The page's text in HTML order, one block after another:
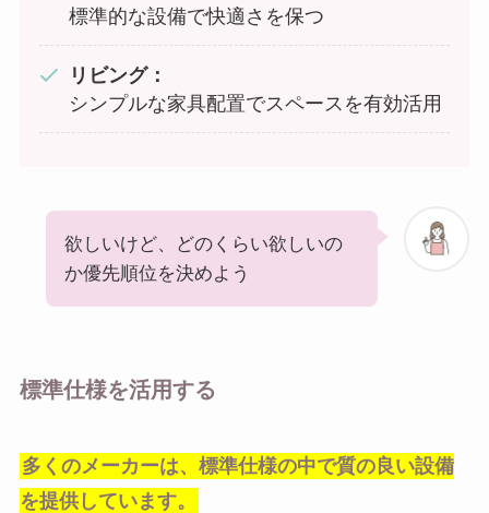
標準的な設備で快適さを保つ
リビング：
シンプルな家具配置でスペースを有効活用
欲しいけど、どのくらい欲しいの
か優先順位を決めよう
標準仕様を活用する
多くのメーカーは、標準仕様の中で質の良い設備
を提供しています。